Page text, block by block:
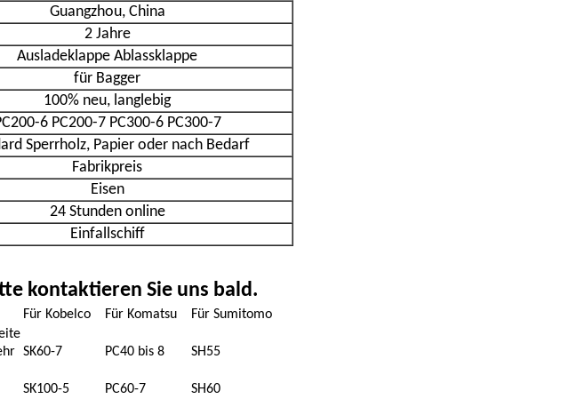
Guangzhou, China
2 Jahre
Ausladeklappe Ablassklappe
für Bagger
100% neu, langlebig
6 PC200-7 PC300-6 PC300-7
Sperrholz, Papier oder nach Bedarf
Fabrikpreis
Eisen
24 Stunden online
Einfallschiff
kontaktieren Sie uns bald.
Für Kobelco Für Komatsu Für Sumitomo
SK60-7 PC40 bis 8 SH55
SK100-5 PC60-7 SH60